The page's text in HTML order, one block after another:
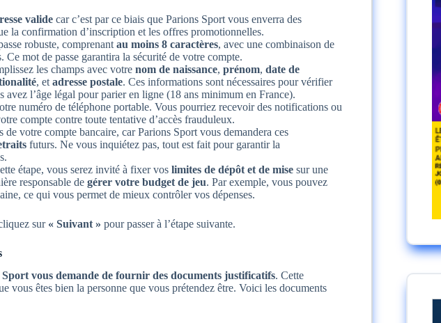
valide car c’est par ce biais que Parions Sport vous enverra des
la confirmation d’inscription et les offres promotionnelles.
robuste, comprenant au moins 8 caractères, avec une combinaison de
Ce mot de passe garantira la sécurité de votre compte.
les champs avec votre nom de naissance, prénom, date de
, et adresse postale. Ces informations sont nécessaires pour vérifier
avez l’âge légal pour parier en ligne (18 ans minimum en France).
numéro de téléphone portable. Vous pourriez recevoir des notifications ou
compte contre toute tentative d’accès frauduleux.
de votre compte bancaire, car Parions Sport vous demandera ces
futurs. Ne vous inquiétez pas, tout est fait pour garantir la
étape, vous serez invité à fixer vos limites de dépôt et de mise sur une
responsable de gérer votre budget de jeu. Par exemple, vous pouvez
ce qui vous permet de mieux contrôler vos dépenses.
sur « Suivant » pour passer à l’étape suivante.
vous demande de fournir des documents justificatifs. Cette
vous êtes bien la personne que vous prétendez être. Voici les documents